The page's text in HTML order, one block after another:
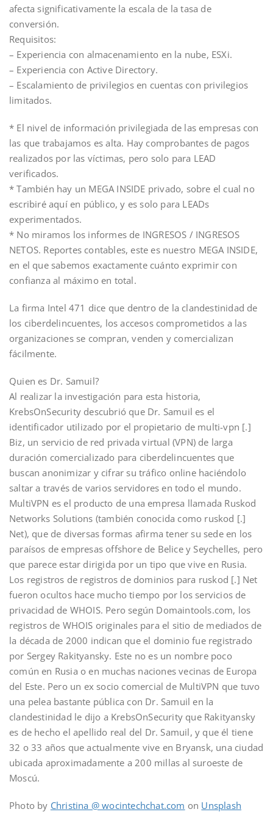
afecta significativamente la escala de la tasa de
conversión.
Requisitos:
– Experiencia con almacenamiento en la nube, ESXi.
– Experiencia con Active Directory.
– Escalamiento de privilegios en cuentas con privilegios
limitados.
* El nivel de información privilegiada de las empresas con
las que trabajamos es alta. Hay comprobantes de pagos
realizados por las víctimas, pero solo para LEAD
verificados.
* También hay un MEGA INSIDE privado, sobre el cual no
escribiré aquí en público, y es solo para LEADs
experimentados.
* No miramos los informes de INGRESOS / INGRESOS
NETOS. Reportes contables, este es nuestro MEGA INSIDE,
en el que sabemos exactamente cuánto exprimir con
confianza al máximo en total.
La firma Intel 471 dice que dentro de la clandestinidad de
los ciberdelincuentes, los accesos comprometidos a las
organizaciones se compran, venden y comercializan
fácilmente.
Quien es Dr. Samuil?
Al realizar la investigación para esta historia,
KrebsOnSecurity descubrió que Dr. Samuil es el
identificador utilizado por el propietario de multi-vpn [.]
Biz, un servicio de red privada virtual (VPN) de larga
duración comercializado para ciberdelincuentes que
buscan anonimizar y cifrar su tráfico online haciéndolo
saltar a través de varios servidores en todo el mundo.
MultiVPN es el producto de una empresa llamada Ruskod
Networks Solutions (también conocida como ruskod [.]
Net), que de diversas formas afirma tener su sede en los
paraísos de empresas offshore de Belice y Seychelles, pero
que parece estar dirigida por un tipo que vive en Rusia.
Los registros de registros de dominios para ruskod [.] Net
fueron ocultos hace mucho tiempo por los servicios de
privacidad de WHOIS. Pero según Domaintools.com, los
registros de WHOIS originales para el sitio de mediados de
la década de 2000 indican que el dominio fue registrado
por Sergey Rakityansky. Este no es un nombre poco
común en Rusia o en muchas naciones vecinas de Europa
del Este. Pero un ex socio comercial de MultiVPN que tuvo
una pelea bastante pública con Dr. Samuil en la
clandestinidad le dijo a KrebsOnSecurity que Rakityansky
es de hecho el apellido real del Dr. Samuil, y que él tiene
32 o 33 años que actualmente vive en Bryansk, una ciudad
ubicada aproximadamente a 200 millas al suroeste de
Moscú.
Photo by Christina @ wocintechchat.com on Unsplash